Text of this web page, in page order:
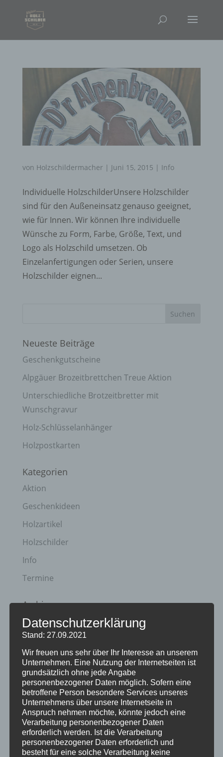
von Holzschildermacher | Juni 15, 2015 | Info
Individuelle HolzschilderUnsere Holzschilder
sind für den Außeneinsatz genauso geeignet,
wie für Innen. Wir können Ihre individuelle
Wünsche zu Form, Farbe, Größe, Text, und
Logo als Holzschild umsetzen. Ob
Einzelanfertigungen oder Serien, unsere
Holzschilder eignen...
Neueste Beiträge
Geschenkgutscheine
Alpgäuer Brozeitbrettchen Treue Aktion
Unterschiedliche Brotzeitbretter mit
Wunschgravur
Holz-Schlüsselanhänger
Holzpostkarten
Kategorien
Aktion
Geschenkideen
Holzartikel
Holzschilder
Info
Termine
Archiv
April 2023
Januar 2021
Juli 2020
März 2018
Dezember 2017
März 2017
November 2016
August 2016
Datenschutzerklärung
Stand: 27.09.2021
Wir freuen uns sehr über Ihr Interesse an unserem
Unternehmen. Eine Nutzung der Internetseiten ist
grundsätzlich ohne jede Angabe
personenbezogener Daten möglich. Sofern eine
betroffene Person besondere Services unseres
Unternehmens über unsere Internetseite in
Anspruch nehmen möchte, könnte jedoch eine
Verarbeitung personenbezogener Daten
erforderlich werden. Ist die Verarbeitung
personenbezogener Daten erforderlich und
besteht für eine solche Verarbeitung keine